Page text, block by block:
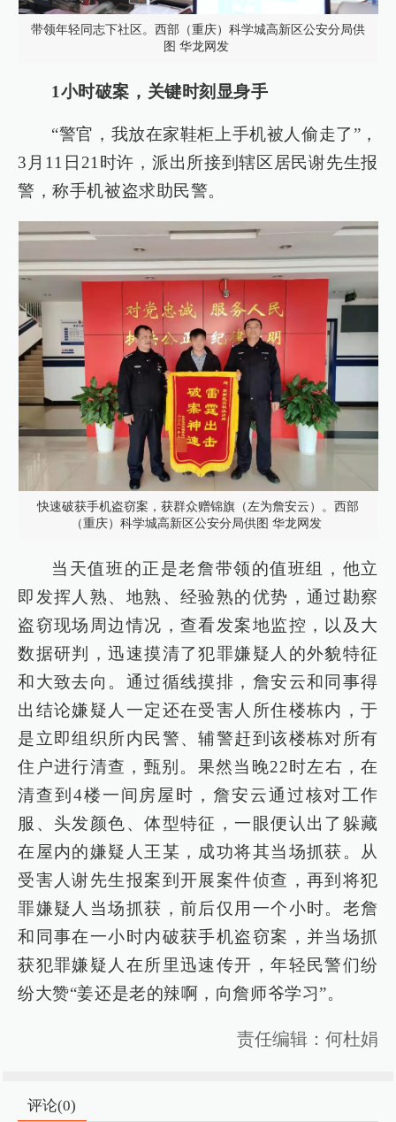
带领年轻同志下社区。西部（重庆）科学城高新区公安分局供
图 华龙网发
1小时破案，关键时刻显身手
“警官，我放在家鞋柜上手机被人偷走了”，
3月11日21时许，派出所接到辖区居民谢先生报
警，称手机被盗求助民警。
快速破获手机盗窃案，获群众赠锦旗（左为詹安云）。西部
（重庆）科学城高新区公安分局供图 华龙网发
当天值班的正是老詹带领的值班组，他立
即发挥人熟、地熟、经验熟的优势，通过勘察
盗窃现场周边情况，查看发案地监控，以及大
数据研判，迅速摸清了犯罪嫌疑人的外貌特征
和大致去向。通过循线摸排，詹安云和同事得
出结论嫌疑人一定还在受害人所住楼栋内，于
是立即组织所内民警、辅警赶到该楼栋对所有
住户进行清查，甄别。果然当晚22时左右，在
清查到4楼一间房屋时，詹安云通过核对工作
服、头发颜色、体型特征，一眼便认出了躲藏
在屋内的嫌疑人王某，成功将其当场抓获。从
受害人谢先生报案到开展案件侦查，再到将犯
罪嫌疑人当场抓获，前后仅用一个小时。老詹
和同事在一小时内破获手机盗窃案，并当场抓
获犯罪嫌疑人在所里迅速传开，年轻民警们纷
纷大赞“姜还是老的辣啊，向詹师爷学习”。
责任编辑：何杜娟
评论(0)